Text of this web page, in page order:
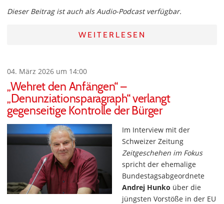
Dieser Beitrag ist auch als Audio-Podcast verfügbar.
WEITERLESEN
04. März 2026 um 14:00
„Wehret den Anfängen“ –
„Denunziationsparagraph“ verlangt
gegenseitige Kontrolle der Bürger
Im Interview mit der
Schweizer Zeitung
Zeitgeschehen im Fokus
spricht der ehemalige
Bundestagsabgeordnete
Andrej Hunko über die
jüngsten Vorstöße in der EU